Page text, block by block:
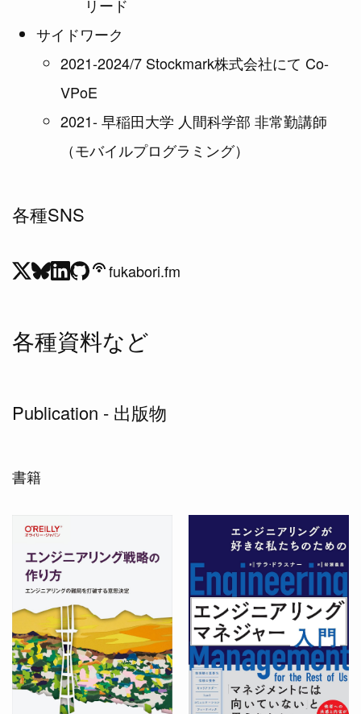
リード
サイドワーク
2021-2024/7 Stockmark株式会社にて Co-
VPoE
2021- 早稲田大学 人間科学部 非常勤講師
（モバイルプログラミング）
各種SNS
fukabori.fm
各種資料など
Publication - 出版物
書籍